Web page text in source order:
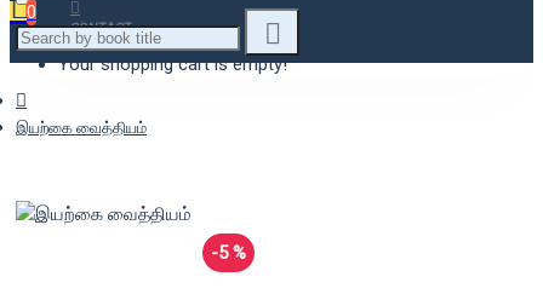
CONTACT
0
Your shopping cart is empty!
இயற்கை வைத்தியம்
-5 %